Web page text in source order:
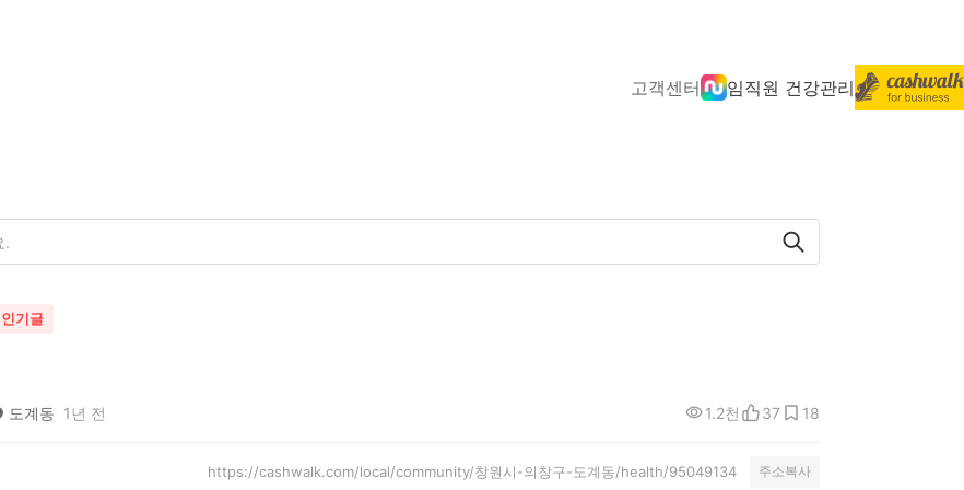
고객센터 임직원 건강관리
인기글
도계동 1년 전 1.2천 37 18
https://cashwalk.com/local/community/창원시-의창구-도계동/health/95049134 주소복사